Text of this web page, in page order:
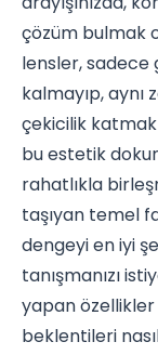
çözüm bulmak
lensler, sadece
kalmayıp, aynı
çekicilik
bu estetik
rahatlıkla
taşıyan temel
dengeyi en iyi
tanışmanızı
yapan
beklentileri